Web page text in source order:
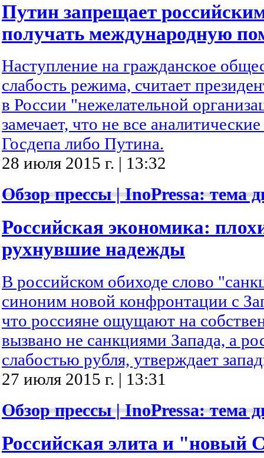
Путин запрещает
получать международную
Наступление на гражданское
слабость режима, считает
в России "нежелательной
замечает, что не все
Госдепа либо Путина.
28 июля 2015 г. | 13:32
Обзор прессы | InoPressa: тема
Российская экономика:
рухнувшие надежды
В российском обиходе слово
синоним новой конфронтации с
что россияне ощущают на
вызвано не санкциями Запада, а
слабостью рубля, утверждает
27 июля 2015 г. | 13:31
Обзор прессы | InoPressa: тема
Российская элита и "новый